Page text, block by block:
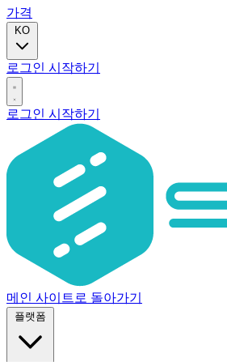
가격
KO
로그인 시작하기
로그인 시작하기
메인 사이트로 돌아가기
플랫폼